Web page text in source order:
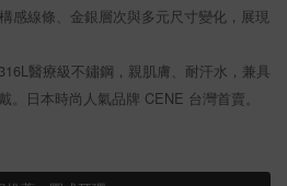
感線條、金銀層次與多元尺寸變化，展現
醫療級不鏽鋼，親肌膚、耐汗水，兼具
。日本時尚人氣品牌 CENE 台灣首賣。